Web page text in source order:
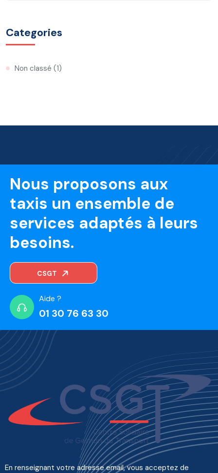
Categories
Non classé (1)
Nous proposons aux
taxis un ensemble de
services adaptés à leurs
besoins.
CSGT
Aide ?
01 30 76 63 30
En renseignant votre adresse email, vous acceptez de